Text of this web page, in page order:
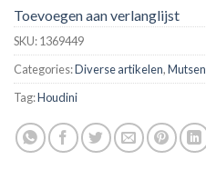
Toevoegen aan verlanglijst
SKU:1369449
Categories:Diverse artikelen,Mutsen
Tag:Houdini